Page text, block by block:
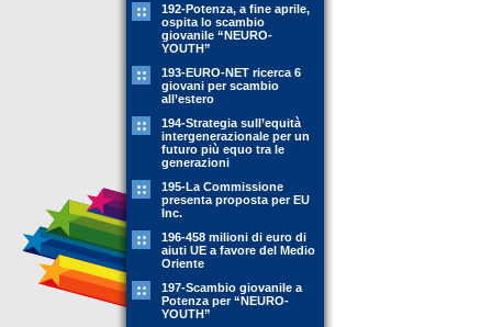
192-Potenza, a fine aprile,
ospita lo scambio
giovanile “NEURO-
YOUTH”
193-EURO-NET ricerca 6
giovani per scambio
all’estero
194-Strategia sull’equità
intergenerazionale per un
futuro più equo tra le
generazioni
195-La Commissione
presenta proposta per EU
Inc.
196-458 milioni di euro di
aiuti UE a favore del Medio
Oriente
197-Scambio giovanile a
Potenza per “NEURO-
YOUTH”